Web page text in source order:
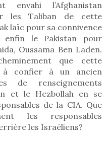
l’Afghanistan
les Taliban de cette
laïc pour sa connivence
enfin le Pakistan pour
Oussama Ben Laden.
que cette
à confier à un ancien
de renseignements
et le Hezbollah en se
de la CIA. Que
les responsables
les Israéliens?